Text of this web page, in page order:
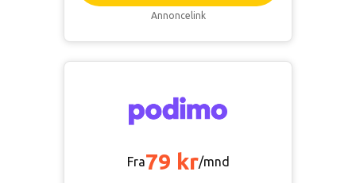
Annoncelink
Fra79 kr/mnd